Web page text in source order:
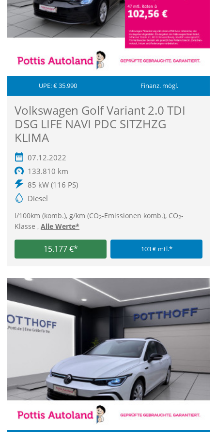
UPE: € 35.990 Finanz. mögl.
Volkswagen Golf Variant 2.0 TDI
DSG LIFE NAVI PDC SITZHZG
KLIMA
07.12.2022
133.810 km
85 kW (116 PS)
Diesel
l/100km (komb.), g/km (CO2-Emissionen komb.), CO2-
Klasse , Alle Werte*
15.177 €* 103 € mtl.*